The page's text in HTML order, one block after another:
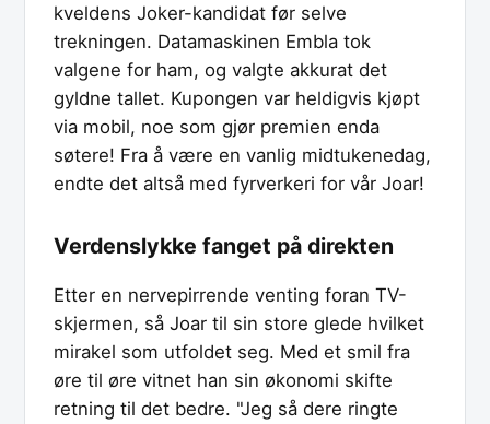
kveldens Joker-kandidat før selve
trekningen. Datamaskinen Embla tok
valgene for ham, og valgte akkurat det
gyldne tallet. Kupongen var heldigvis kjøpt
via mobil, noe som gjør premien enda
søtere! Fra å være en vanlig midtukenedag,
endte det altså med fyrverkeri for vår Joar!
Verdenslykke fanget på direkten
Etter en nervepirrende venting foran TV-
skjermen, så Joar til sin store glede hvilket
mirakel som utfoldet seg. Med et smil fra
øre til øre vitnet han sin økonomi skifte
retning til det bedre. "Jeg så dere ringte